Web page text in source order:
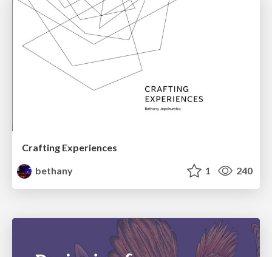
Crafting Experiences
bethany
1 240